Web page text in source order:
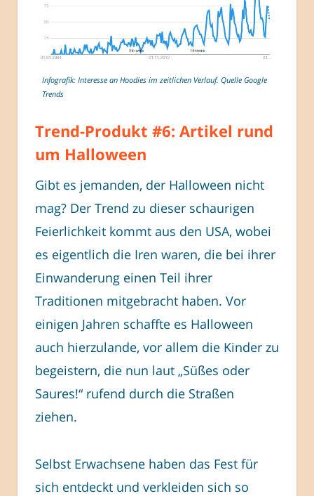
Infografik: Interesse an Hoodies im zeitlichen Verlauf. Quelle Google
Trends
Trend-Produkt #6: Artikel rund
um Halloween
Gibt es jemanden, der Halloween nicht
mag? Der Trend zu dieser schaurigen
Feierlichkeit kommt aus den USA, wobei
es eigentlich die Iren waren, die bei ihrer
Einwanderung einen Teil ihrer
Traditionen mitgebracht haben. Vor
einigen Jahren schaffte es Halloween
auch hierzulande, vor allem die Kinder zu
begeistern, die nun laut „Süßes oder
Saures!“ rufend durch die Straßen
ziehen.
Selbst Erwachsene haben das Fest für
sich entdeckt und verkleiden sich so